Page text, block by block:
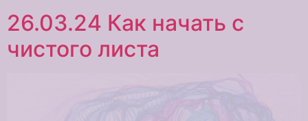
26.03.24 Как начать с
чистого листа